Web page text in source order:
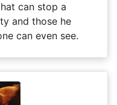
can stop a
and those he
can even see.